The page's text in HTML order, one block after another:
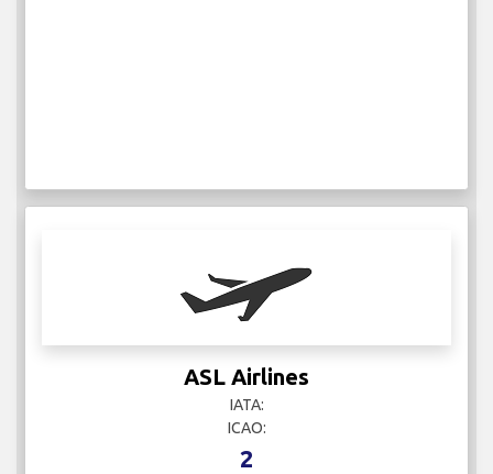
ASL Airlines
IATA:
ICAO:
2